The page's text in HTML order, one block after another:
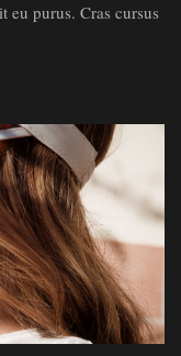
eu purus. Cras cursus